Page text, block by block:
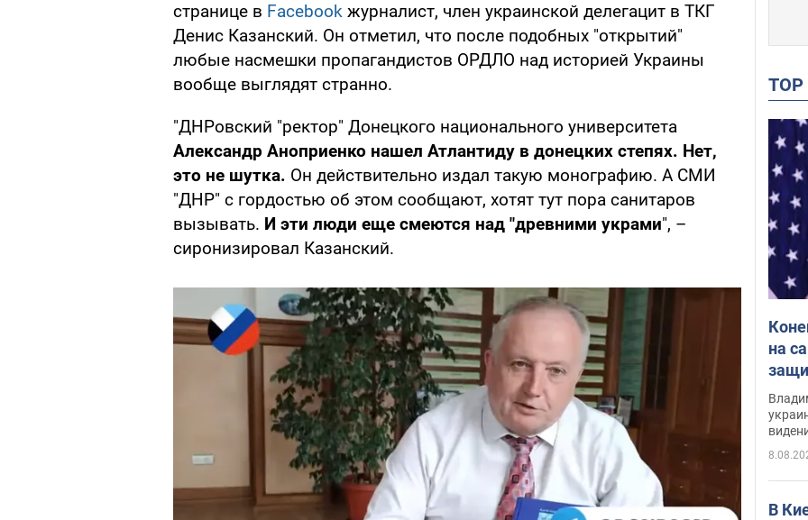
странице в Facebook журналист, член украинской делегацит в ТКГ
Денис Казанский. Он отметил, что после подобных "открытий"
любые насмешки пропагандистов ОРДЛО над историей Украины
вообще выглядят странно.
"ДНРовский "ректор" Донецкого национального университета
Александр Аноприенко нашел Атлантиду в донецких степях. Нет,
это не шутка. Он действительно издал такую монографию. А СМИ
"ДНР" с гордостью об этом сообщают, хотят тут пора санитаров
вызывать. И эти люди еще смеются над "древними украми", –
сиронизировал Казанский.
на
В